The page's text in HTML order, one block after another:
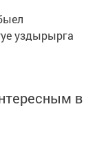
уздырырга
в